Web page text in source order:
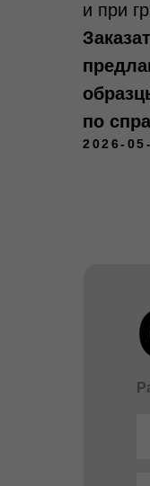
и при
по
2026-